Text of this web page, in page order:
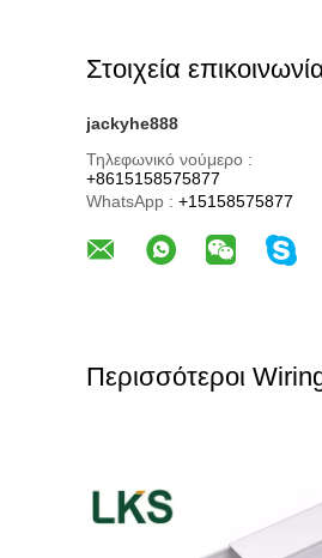
Στοιχεία
jackyhe888
Τηλεφωνικό νούμερο :
+8615158575877
WhatsApp : +15158575877
Περισσότεροι